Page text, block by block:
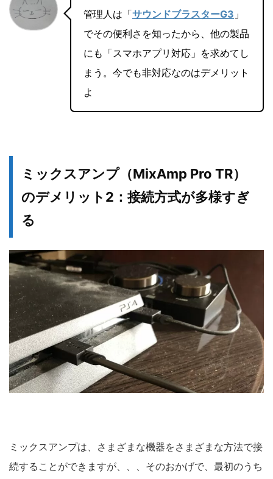
管理人は「サウンドブラスターG3 」
でその便利さを知ったから、他の製品
にも「スマホアプリ対応」を求めてし
まう。今でも非対応なのはデメリット
よ
ミックスアンプ（MixAmp Pro TR）
のデメリット2： 接続方式が多様すぎ
る
ミックスアンプは、さまざまな機器をさまざまな方法で接
続することができますが、、、そのおかげで、最初のうち